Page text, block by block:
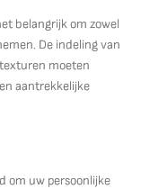
belangrijk om zowel
De indeling van
moeten
aantrekkelijke
om uw persoonlijke